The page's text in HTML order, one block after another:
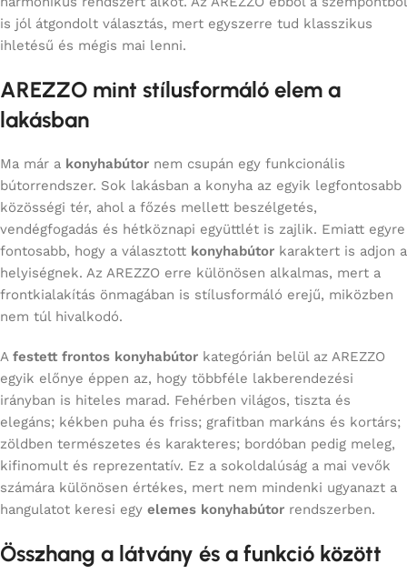
is jól átgondolt választás, mert egyszerre tud klasszikus
ihletésű és mégis mai lenni.
AREZZO mint stílusformáló elem a
lakásban
Ma már a konyhabútor nem csupán egy funkcionális
bútorrendszer. Sok lakásban a konyha az egyik legfontosabb
közösségi tér, ahol a főzés mellett beszélgetés,
vendégfogadás és hétköznapi együttlét is zajlik. Emiatt egyre
fontosabb, hogy a választott konyhabútor karaktert is adjon a
helyiségnek. Az AREZZO erre különösen alkalmas, mert a
frontkialakítás önmagában is stílusformáló erejű, miközben
nem túl hivalkodó.
A festett frontos konyhabútor kategórián belül az AREZZO
egyik előnye éppen az, hogy többféle lakberendezési
irányban is hiteles marad. Fehérben világos, tiszta és
elegáns; kékben puha és friss; grafitban markáns és kortárs;
zöldben természetes és karakteres; bordóban pedig meleg,
kifinomult és reprezentatív. Ez a sokoldalúság a mai vevők
számára különösen értékes, mert nem mindenki ugyanazt a
hangulatot keresi egy elemes konyhabútor rendszerben.
Összhang a látvány és a funkció között